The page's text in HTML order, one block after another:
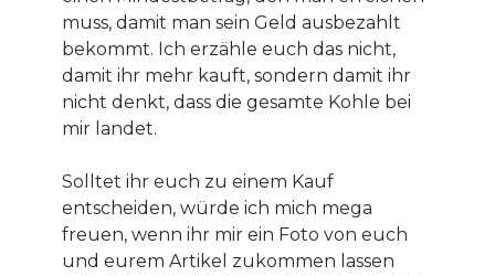
muss, damit man sein Geld ausbezahlt
bekommt. Ich erzähle euch das nicht,
damit ihr mehr kauft, sondern damit ihr
nicht denkt, dass die gesamte Kohle bei
mir landet.
Solltet ihr euch zu einem Kauf
entscheiden, würde ich mich mega
freuen, wenn ihr mir ein Foto von euch
und eurem Artikel zukommen lassen